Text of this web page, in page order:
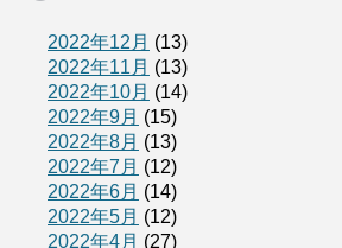
2022年12月 (13)
2022年11月 (13)
2022年10月 (14)
2022年9月 (15)
2022年8月 (13)
2022年7月 (12)
2022年6月 (14)
2022年5月 (12)
2022年4月 (27)